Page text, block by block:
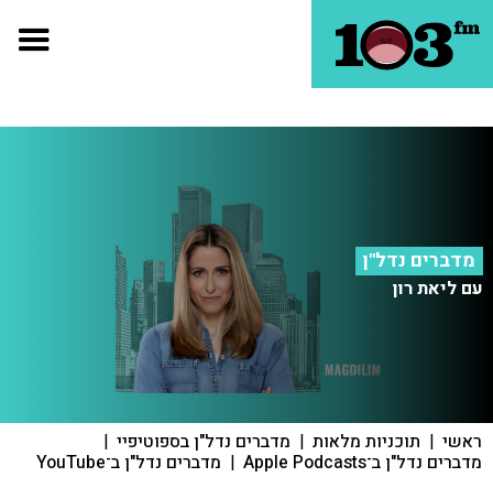
מדברים נדל"ן
עם ליאת רון
ראשי | תוכניות מלאות | מדברים נדל"ן בספוטיפיי |
מדברים נדל"ן ב־Apple Podcasts | מדברים נדל"ן ב־YouTube